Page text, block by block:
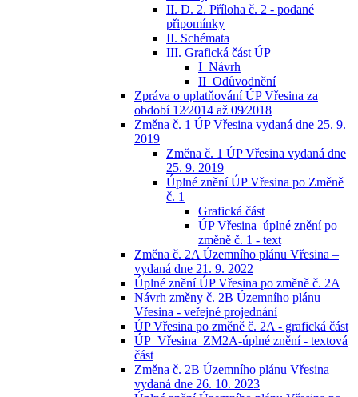
II. D. 2. Příloha č. 2 - podané
připomínky
II. Schémata
III. Grafická část ÚP
I_Návrh
II_Odůvodnění
Zpráva o uplatňování ÚP Vřesina za
období 12⁄2014 až 09⁄2018
Změna č. 1 ÚP Vřesina vydaná dne 25. 9.
2019
Změna č. 1 ÚP Vřesina vydaná dne
25. 9. 2019
Úplné znění ÚP Vřesina po Změně
č. 1
Grafická část
ÚP Vřesina_úplné znění po
změně č. 1 - text
Změna č. 2A Územního plánu Vřesina –
vydaná dne 21. 9. 2022
Úplné znění ÚP Vřesina po změně č. 2A
Návrh změny č. 2B Územního plánu
Vřesina - veřejné projednání
ÚP Vřesina po změně č. 2A - grafická část
ÚP_Vřesina_ZM2A-úplné znění - textová
část
Změna č. 2B Územního plánu Vřesina –
vydaná dne 26. 10. 2023